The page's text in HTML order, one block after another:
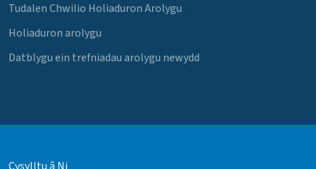
Tudalen Chwilio Holiaduron Arolygu
Holiaduron arolygu
Datblygu ein trefniadau arolygu newydd